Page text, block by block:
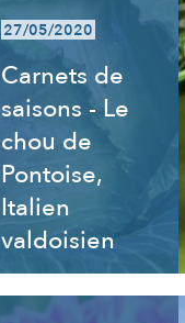
27/05/2020
Carnets de
saisons - Le
chou de
Pontoise,
Italien
valdoisien